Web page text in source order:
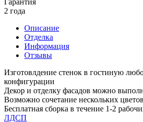
2 года
Описание
Отделка
Информация
Отзывы
Изготовлдение стенок в гостиную
конфигурации
Декор и отделку фасадов можно
Возможно сочетание нескольких
Бесплатная сборка в течение 1-2
ЛДСП